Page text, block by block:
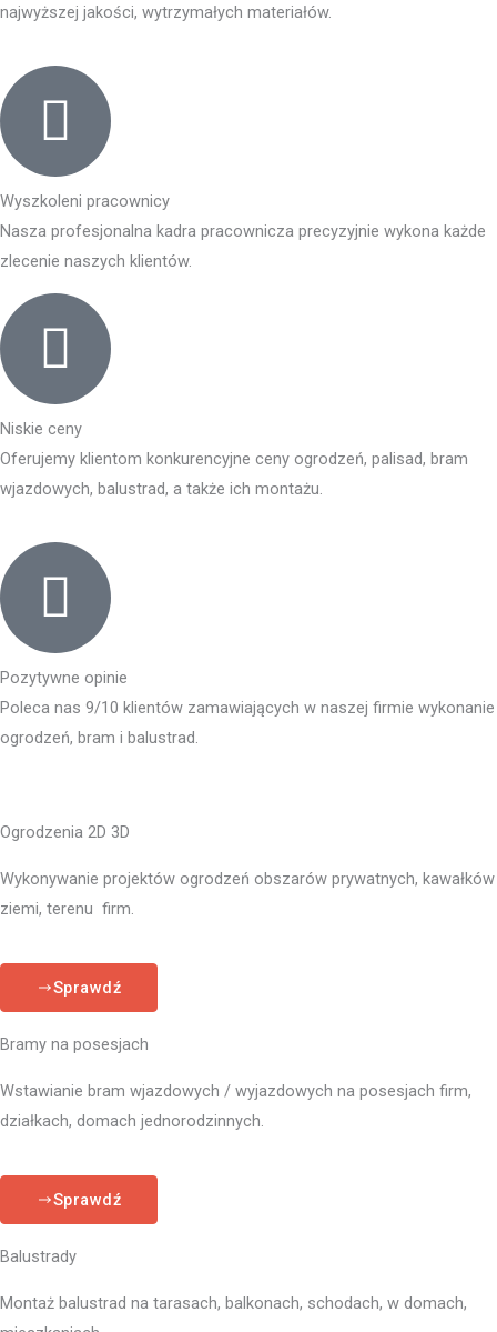
najwyższej jakości, wytrzymałych materiałów.
Wyszkoleni pracownicy
Nasza profesjonalna kadra pracownicza precyzyjnie wykona każde
zlecenie naszych klientów.
Niskie ceny
Oferujemy klientom konkurencyjne ceny ogrodzeń, palisad, bram
wjazdowych, balustrad, a także ich montażu.
Pozytywne opinie
Poleca nas 9/10 klientów zamawiających w naszej firmie wykonanie
ogrodzeń, bram i balustrad.
Ogrodzenia 2D 3D
Wykonywanie projektów ogrodzeń obszarów prywatnych, kawałków
ziemi, terenu firm.
Sprawdź
Bramy na posesjach
Wstawianie bram wjazdowych / wyjazdowych na posesjach firm,
działkach, domach jednorodzinnych.
Sprawdź
Balustrady
Montaż balustrad na tarasach, balkonach, schodach, w domach,